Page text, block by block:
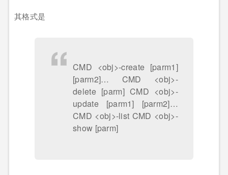
其格式是
CMD <obj>-create [parm1]
[parm2]… CMD <obj>-
delete [parm] CMD <obj>-
update [parm1] [parm2]…
CMD <obj>-list CMD <obj>-
show [parm]